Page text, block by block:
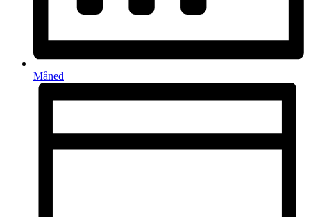
Måned